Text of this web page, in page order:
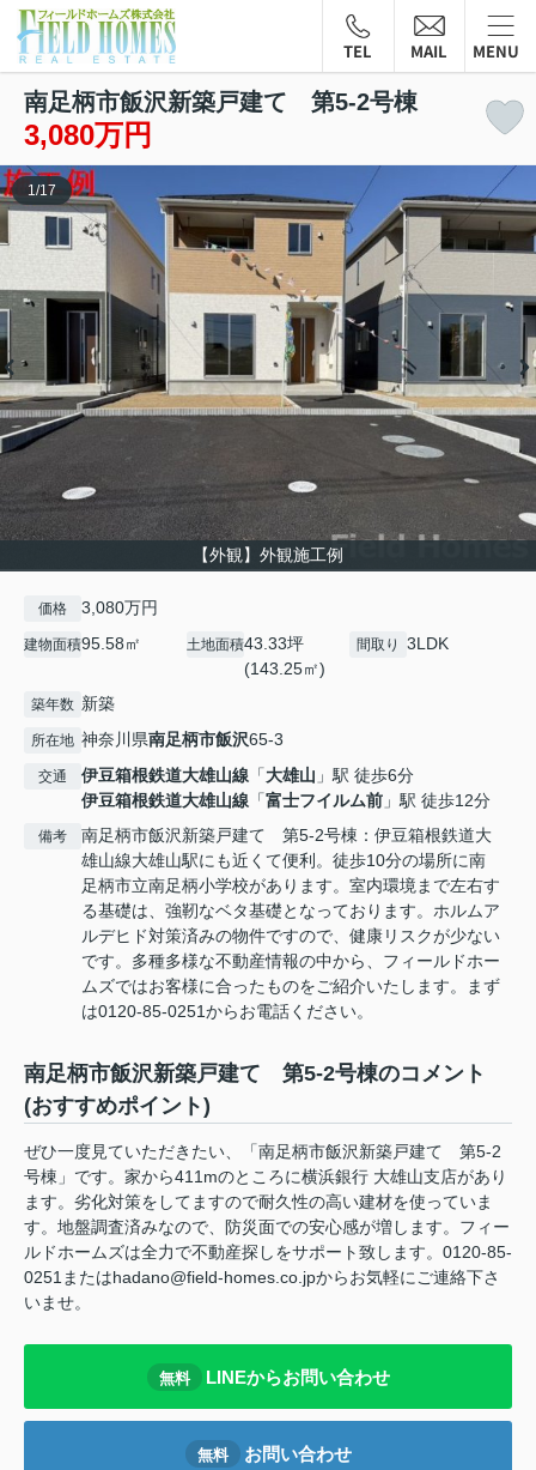
TEL MAIL MENU
南足柄市飯沢新築戸建て 第5-2号棟
3,080万円
【外観】外観施工例
1 /17
価格 3,080万円
建物面積95.58㎡ 土地面積43.33坪
(143.25㎡)
間取り 3LDK
築年数 新築
所在地 神奈川県南足柄市飯沢65-3
交通 伊豆箱根鉄道大雄山線 「大雄山 」駅 徒歩6分
伊豆箱根鉄道大雄山線 「富士フイルム前 」駅 徒歩12分
備考
南足柄市飯沢新築戸建て 第5-2号棟：伊豆箱根鉄道大
雄山線大雄山駅にも近くて便利。徒歩10分の場所に南
足柄市立南足柄小学校があります。室内環境まで左右す
る基礎は、強靭なベタ基礎となっております。ホルムア
ルデヒド対策済みの物件ですので、健康リスクが少ない
です。多種多様な不動産情報の中から、フィールドホー
ムズではお客様に合ったものをご紹介いたします。まず
は0120-85-0251からお電話ください。
南足柄市飯沢新築戸建て 第5-2号棟のコメント
(おすすめポイント)
ぜひ一度見ていただきたい、「南足柄市飯沢新築戸建て 第5-2
号棟」です。家から411mのところに横浜銀行 大雄山支店があり
ます。劣化対策をしてますので耐久性の高い建材を使っていま
す。地盤調査済みなので、防災面での安心感が増します。フィー
ルドホームズは全力で不動産探しをサポート致します。0120-85-
0251またはhadano@field-homes.co.jpからお気軽にご連絡下さ
いませ。
無料 LINEからお問い合わせ
無料 お問い合わせ